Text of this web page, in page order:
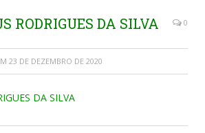
RODRIGUES DA SILVA 0
23 DE DEZEMBRO DE 2020
DA SILVA